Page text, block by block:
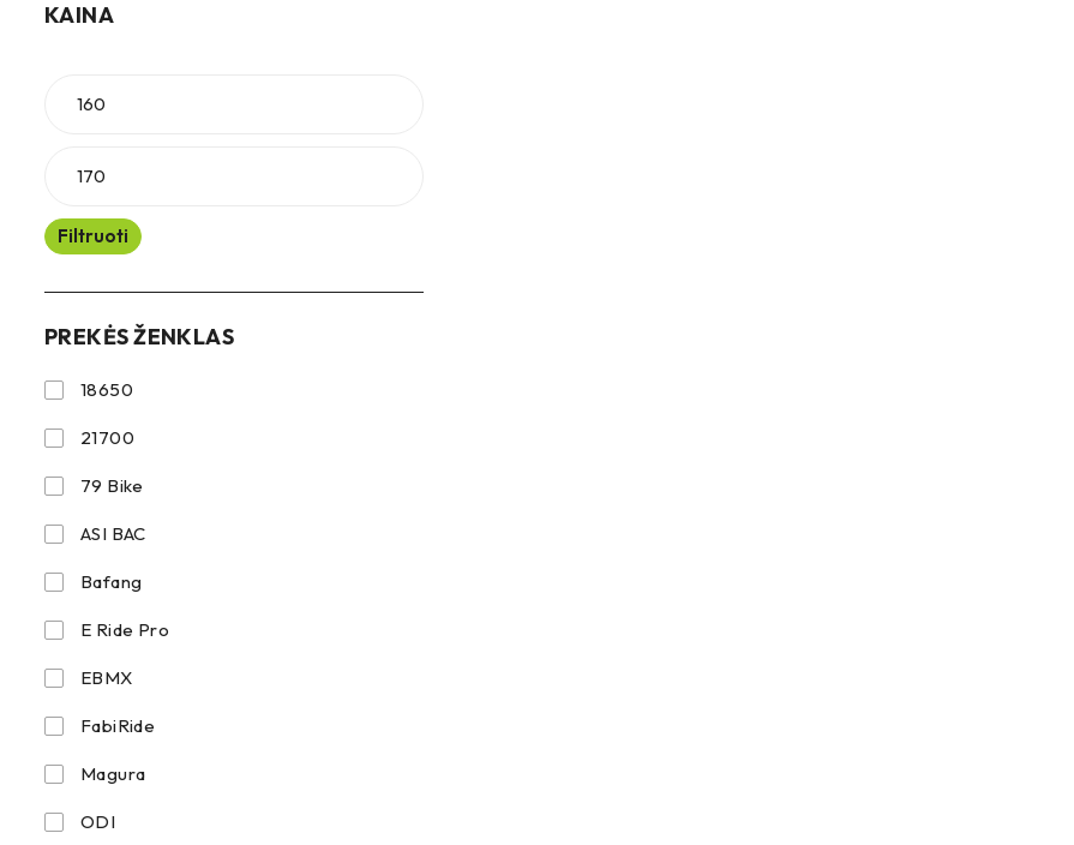
KAINA
Filtruoti
PREKĖS ŽENKLAS
18650
21700
79 Bike
ASI BAC
Bafang
E Ride Pro
EBMX
FabiRide
Magura
ODI